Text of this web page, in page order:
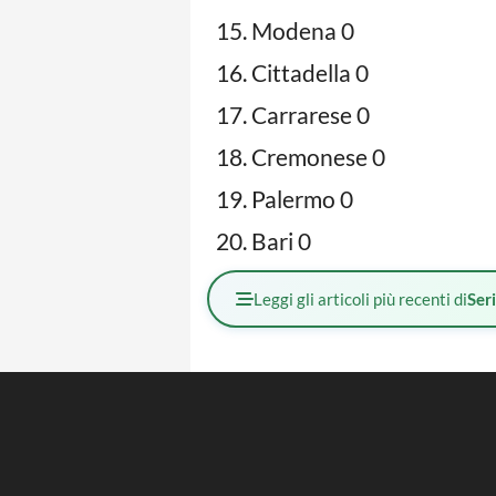
Modena 0
Cittadella 0
Carrarese 0
Cremonese 0
Palermo 0
Bari 0
Leggi gli articoli più recenti di